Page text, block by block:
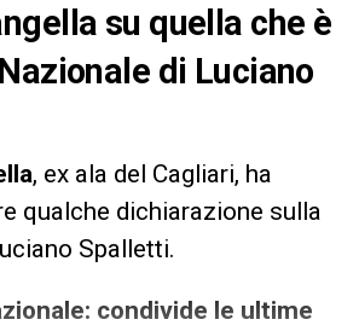
su quella che è
di Luciano
, ex ala del Cagliari, ha
qualche dichiarazione sulla
Spalletti.
condivide le ultime